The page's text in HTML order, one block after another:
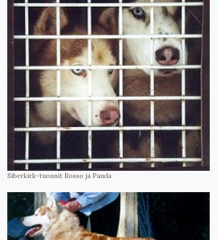
Siberkirk-tuonnit Rosso ja Panda